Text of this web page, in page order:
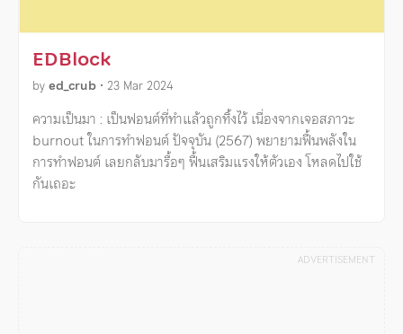
EDBlock
byed_crub • 23 Mar 2024
ความเป็นมา : เป็นฟอนต์ที่ทำแล้วถูกทิ้งไว้ เนื่องจากเจอสภาวะ
burnout ในการทำฟอนต์ ปัจจุบัน (2567) พยายามฟื้นพลังใน
การทำฟอนต์ เลยกลับมารื้อๆ ฟื้นเสริมแรงให้ตัวเอง โหลดไปใช้
กันเถอะ